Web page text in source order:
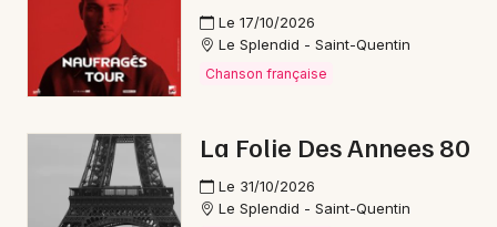
Newsletter des sorties
Actus à Saint-Quentin
Le 17/10/2026
Le Splendid - Saint-Quentin
Chanson française
La Folie Des Annees 80
Le 31/10/2026
Le Splendid - Saint-Quentin